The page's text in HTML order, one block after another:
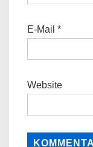
E-Mail *
Website